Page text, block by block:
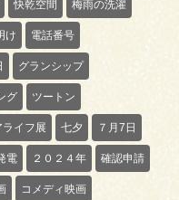
快乾空間 梅雨の洗濯
け 電話番号
グランシップ
グ ツートン
ライフ展 七夕 ７月7日
電 ２０２４年 確認申請
コメディ映画